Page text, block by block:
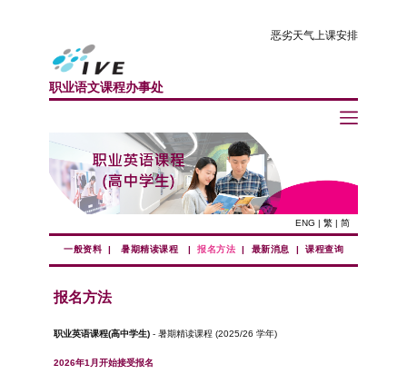
恶劣天气上课安排
职业语文课程办事处
ENG | 繁 | 简
一般资料 | 暑期精读课程 | 报名方法 | 最新消息 | 课程查询
报名方法
职业英语课程(高中学生) - 暑期精读课程 (2025/26 学年)
2026年1月开始接受报名